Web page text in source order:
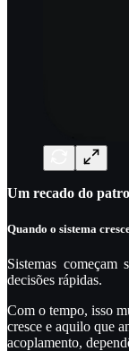
Um recado do
Quando o sistema
Sistemas começam
decisões rápidas.
Com o tempo, isso
cresce e aquilo que
acoplamento,